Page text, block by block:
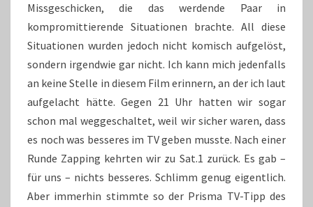
Missgeschicken, die das werdende Paar in
kompromittierende Situationen brachte. All diese
Situationen wurden jedoch nicht komisch aufgelöst,
sondern irgendwie gar nicht. Ich kann mich jedenfalls
an keine Stelle in diesem Film erinnern, an der ich laut
aufgelacht hätte. Gegen 21 Uhr hatten wir sogar
schon mal weggeschaltet, weil wir sicher waren, dass
es noch was besseres im TV geben musste. Nach einer
Runde Zapping kehrten wir zu Sat.1 zurück. Es gab –
für uns – nichts besseres. Schlimm genug eigentlich.
Aber immerhin stimmte so der Prisma TV-Tipp des